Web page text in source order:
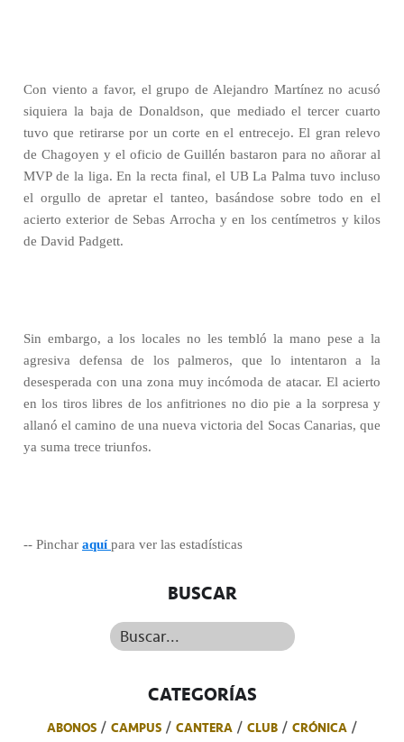
Con viento a favor, el grupo de Alejandro Martínez no acusó
siquiera la baja de Donaldson, que mediado el tercer cuarto
tuvo que retirarse por un corte en el entrecejo. El gran relevo
de Chagoyen y el oficio de Guillén bastaron para no añorar al
MVP de la liga. En la recta final, el UB La Palma tuvo incluso
el orgullo de apretar el tanteo, basándose sobre todo en el
acierto exterior de Sebas Arrocha y en los centímetros y kilos
de David Padgett.
Sin embargo, a los locales no les tembló la mano pese a la
agresiva defensa de los palmeros, que lo intentaron a la
desesperada con una zona muy incómoda de atacar. El acierto
en los tiros libres de los anfitriones no dio pie a la sorpresa y
allanó el camino de una nueva victoria del Socas Canarias, que
ya suma trece triunfos.
-- Pinchar aquípara ver las estadísticas
BUSCAR
Buscar...
CATEGORÍAS
ABONOS CAMPUS CANTERA CLUB CRÓNICA